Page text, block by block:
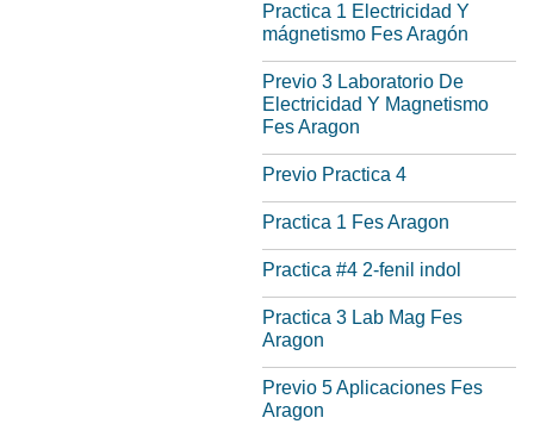
Practica 1 Electricidad Y
mágnetismo Fes Aragón
Previo 3 Laboratorio De
Electricidad Y Magnetismo
Fes Aragon
Previo Practica 4
Practica 1 Fes Aragon
Practica #4 2-fenil indol
Practica 3 Lab Mag Fes
Aragon
Previo 5 Aplicaciones Fes
Aragon